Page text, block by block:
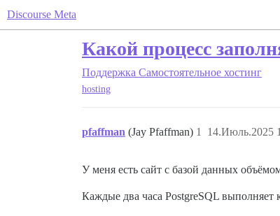
Discourse Meta
Какой процесс
Поддержка Самостоятельное хостинг
hosting
pfaffman (Jay Pfaffman) 14.Июль.2025
1
У меня есть сайт с базой данных
Каждые два часа PostgreSQL выполняет